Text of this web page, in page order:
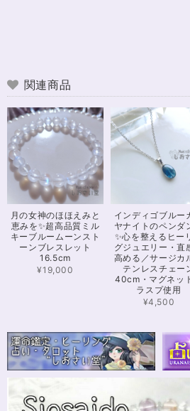
ョンが上がりました！ ラッピングも可愛く
るのが 勿体無いくらいでした！ おまけで付
うございました！ また機会があったら利用し
当にありがとうございました！
2024/12/18
可愛いお品をありがとうございます。陽に当
愛いです！とくにシトリンの色味がとても気
ブレスレットがたくさんあったので、また購
す。また親切で迅速、丁寧な対応をしてくだ
さざれながら、カイヤナイトのブルーバンド
ありました きれいな石をありがとうございま
関連商品
月の女神のほほえみと
恵みを✨超高品質ミル
キーブルームーンスト
ーンブレスレット
16.5cm
¥19,000
インディゴブルー
ヤナイトのペンダ
✨心を整えるヒー
グジュエリー・直
高める／サージカ
テンレスチェー
40cm・マグネッ
ラスプ使用
¥4,500